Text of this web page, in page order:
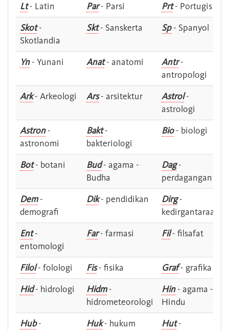
Lt- Latin Par- Parsi Prt- Portugis
Skot-
Skotlandia
Skt- Sanskerta Sp- Spanyol
Yn- Yunani Anat- anatomi Antr-
antropologi
Ark- Arkeologi Ars- arsitektur Astrol-
astrologi
Astron-
astronomi
Bakt-
bakteriologi
Bio- biologi
Bot- botani Bud- agama -
Budha
Dag-
perdagangan
Dem-
demografi
Dik- pendidikan Dirg-
kedirgantaraan
Ent-
entomologi
Far- farmasi Fil- filsafat
Filol- folologi Fis- fisika Graf- grafika
Hid- hidrologi Hidm-
hidrometeorologi
Hin- agama -
Hindu
Hub-
Huk- hukum Hut-